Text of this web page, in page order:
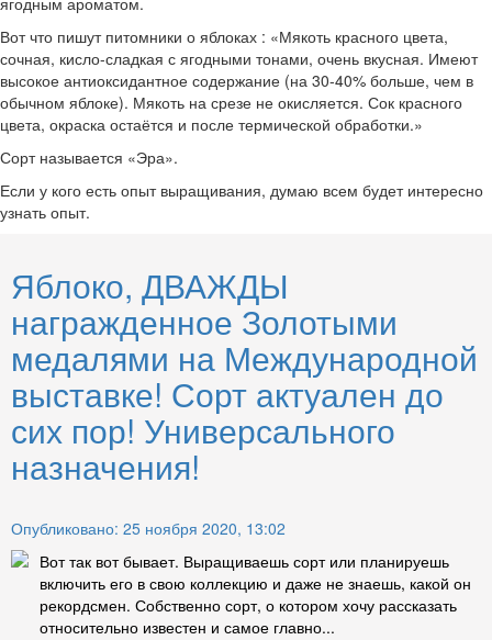
Вот что пишут питомники о яблоках : «Мякоть красного цвета,
сочная, кисло-сладкая с ягодными тонами, очень вкусная. Имеют
высокое антиоксидантное содержание (на 30-40% больше, чем в
обычном яблоке). Мякоть на срезе не окисляется. Сок красного
цвета, окраска остаётся и после термической обработки.»
Сорт называется «Эра».
Если у кого есть опыт выращивания, думаю всем будет интересно
узнать опыт.
Яблоко, ДВАЖДЫ
награжденное Золотыми
медалями на Международной
выставке! Сорт актуален до
сих пор! Универсального
назначения!
Опубликовано: 25 ноября 2020, 13:02
Вот так вот бывает. Выращиваешь сорт или планируешь
включить его в свою коллекцию и даже не знаешь, какой он
рекордсмен. Собственно сорт, о котором хочу рассказать
относительно известен и самое главно...